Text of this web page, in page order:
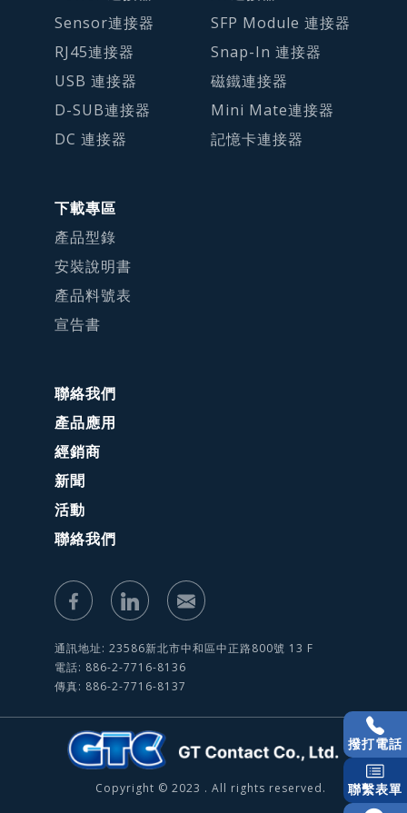
Sensor連接器
RJ45連接器
USB 連接器
D-SUB連接器
DC 連接器
SFP Module 連接器
Snap-In 連接器
磁鐵連接器
Mini Mate連接器
記憶卡連接器
下載專區
產品型錄
安裝說明書
產品料號表
宣告書
聯絡我們
產品應用
經銷商
新聞
活動
聯絡我們
通訊地址: 23586新北市中和區中正路800號 13 F
電話: 886-2-7716-8136
傳真: 886-2-7716-8137
Copyright © 2023 . All rights reserved.
撥打電話
聯繫表單